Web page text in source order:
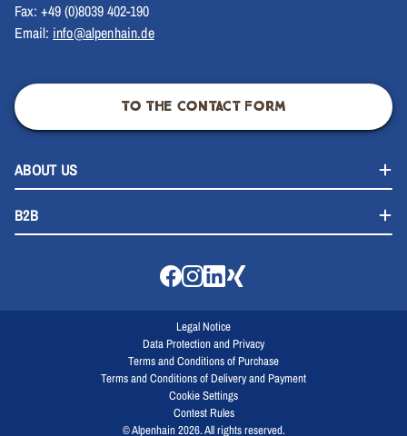
Fax: +49 (0)8039 402-190
Email: info@alpenhain.de
TO THE CONTACT FORM
ABOUT US
B2B
© Alpenhain 2026. All rights reserved.
Legal Notice
Data Protection and Privacy
Terms and Conditions of Purchase
Terms and Conditions of Delivery and Payment
Cookie Settings
Contest Rules